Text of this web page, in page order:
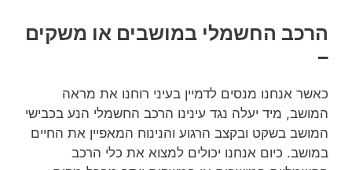
הרכב החשמלי במושבים או משקים
כאשר אנחנו מנסים לדמיין בעיני רוחנו את מראה
המושב, מיד יעלה נגד עינינו הרכב החשמלי הנע בכבישי
המושב בשקט ובקצב הרגוע והנינוח המאפיין את החיים
במושב. כיום אנחנו יכולים למצוא את כלי הרכב